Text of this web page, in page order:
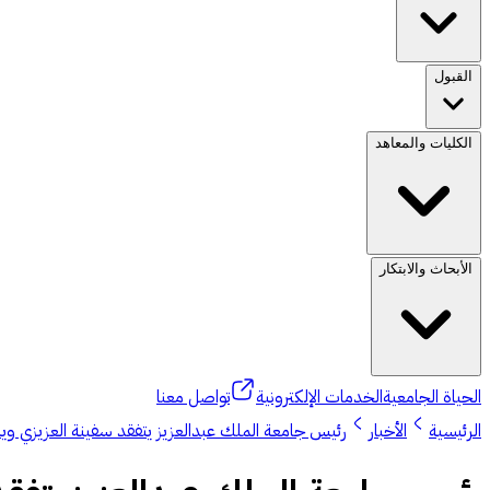
القبول
الكليات والمعاهد
الأبحاث والابتكار
الحياة الجامعيةالخدمات الإلكترونية
تواصل معنا
الرئيسية
الأخبار رئيس جامعة الملك عبدالعزيز يتفقد سفينة العزيزي